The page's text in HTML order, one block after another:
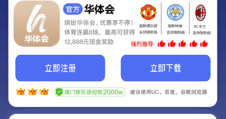
Hey Guys!
我们即将上线啦...
我们的网站正在建设.
它将是非常棒的网站.